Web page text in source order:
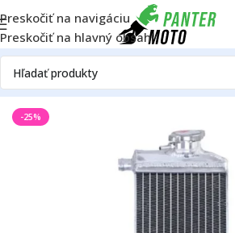
Preskočiť na navigáciu
Preskočiť na hlavný obsah
DomovOFF ROADMotorChladičChladiče
-25%